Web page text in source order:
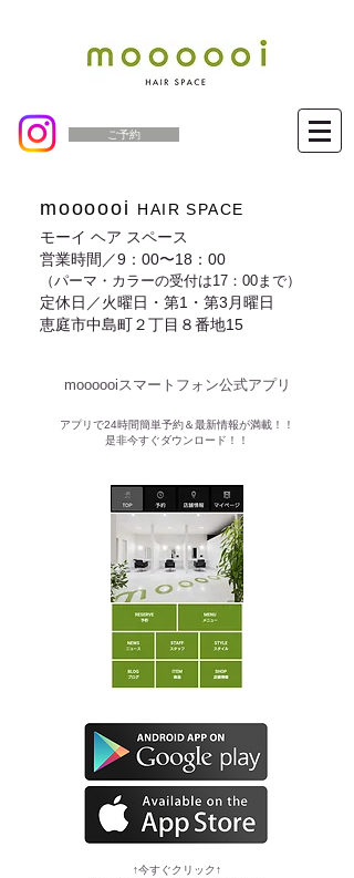
ご予約
moooooi
HAIR SPACE
モーイ ヘア スペース
営業時間／9：00〜18：00
（パーマ・カラーの受付は17：00まで）
定休日／火曜日・第1・第3月曜日
恵庭市中島町２丁目８番地15
moooooiスマートフォン公式アプリ​
​アプリで24時間簡単予約＆最新情報が満載！！
是非今すぐダウンロード！！
​↑今すぐクリック↑